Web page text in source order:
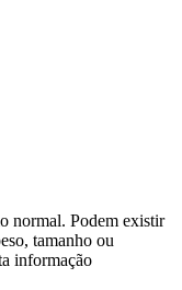
normal. Podem existir
tamanho ou
informação